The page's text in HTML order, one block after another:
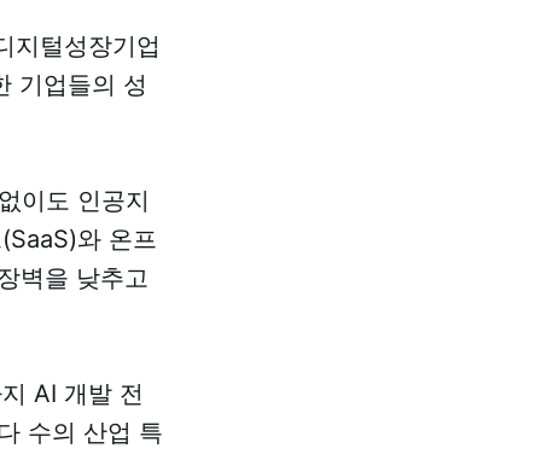
지털성장기업
기업들의 성
이도 인공지
와 온프
벽을 낮추고
AI 개발 전
수의 산업 특